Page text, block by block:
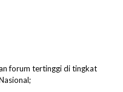
forum tertinggi di tingkat